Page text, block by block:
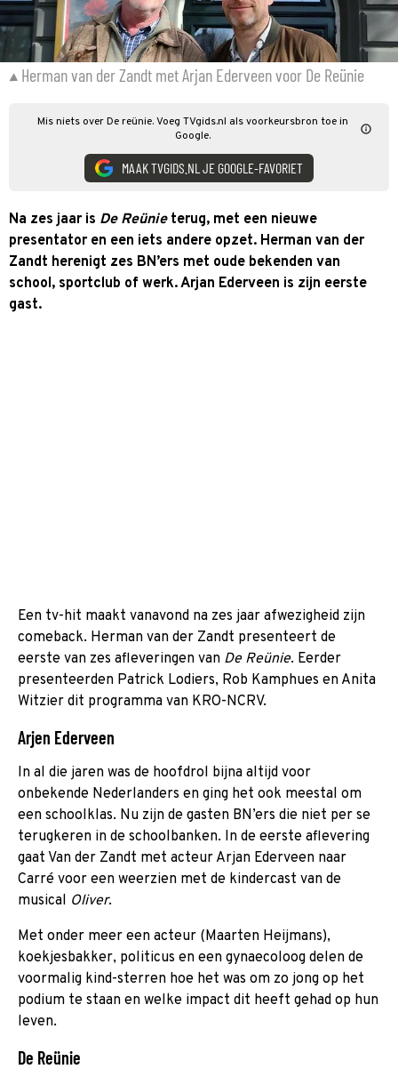
Herman van der Zandt met Arjan Ederveen voor De Reünie
Mis niets over De reünie. Voeg TVgids.nl als voorkeursbron toe in
Google.
MAAK TVGIDS.NL JE GOOGLE-FAVORIET
Na zes jaar is De Reünieterug, met een nieuwe
presentator en een iets andere opzet. Herman van der
Zandt herenigt zes BN’ers met oude bekenden van
school, sportclub of werk. Arjan Ederveen is zijn eerste
gast.
Een tv-hit maakt vanavond na zes jaar afwezigheid zijn
comeback. Herman van der Zandt presenteert de
eerste van zes afleveringen van De Reünie. Eerder
presenteerden Patrick Lodiers, Rob Kamphues en Anita
Witzier dit programma van KRO-NCRV.
Arjen Ederveen
In al die jaren was de hoofdrol bijna altijd voor
onbekende Nederlanders en ging het ook meestal om
een schoolklas. Nu zijn de gasten BN’ers die niet per se
terugkeren in de schoolbanken. In de eerste aflevering
gaat Van der Zandt met acteur Arjan Ederveen naar
Carré voor een weerzien met de kindercast van de
musical Oliver.
Met onder meer een acteur (Maarten Heijmans),
koekjesbakker, politicus en een gynaecoloog delen de
voormalig kind-sterren hoe het was om zo jong op het
podium te staan en welke impact dit heeft gehad op hun
leven.
De Reünie